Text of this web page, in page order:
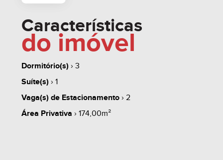
whats
Características
do imóvel
Dormitório(s) › 3
Suíte(s) › 1
Vaga(s) de Estacionamento› 2
Área Privativa › 174,00m²